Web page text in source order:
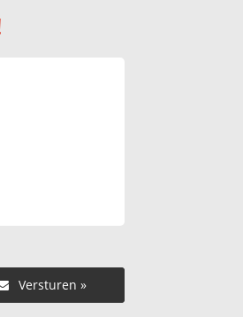
Versturen »